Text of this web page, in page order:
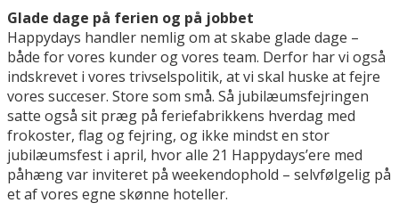
Glade dage på ferien og på jobbet
Happydays handler nemlig om at skabe glade dage –
både for vores kunder og vores team. Derfor har vi også
indskrevet i vores trivselspolitik, at vi skal huske at fejre
vores succeser. Store som små. Så jubilæumsfejringen
satte også sit præg på feriefabrikkens hverdag med
frokoster, flag og fejring, og ikke mindst en stor
jubilæumsfest i april, hvor alle 21 Happydays’ere med
påhæng var inviteret på weekendophold – selvfølgelig på
et af vores egne skønne hoteller.